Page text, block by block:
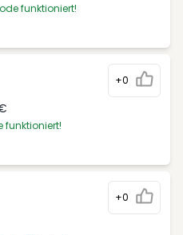
funktioniert!
+0
funktioniert!
+0